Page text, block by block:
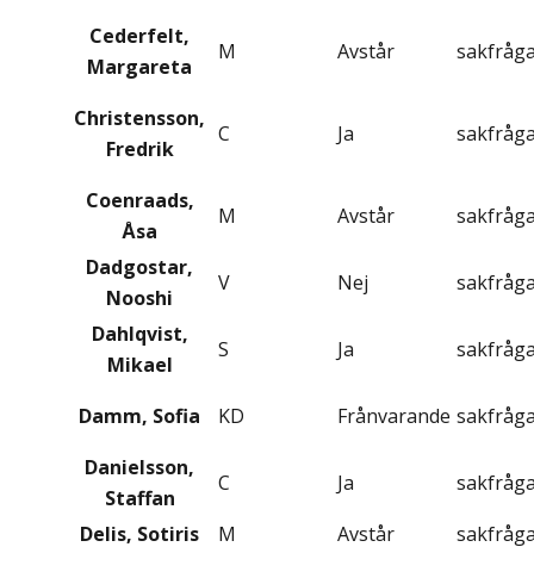
Cederfelt,
Margareta
M Avstår
Christensson,
Fredrik
C Ja
Coenraads,
Åsa
M Avstår
Dadgostar,
Nooshi
V Nej
Dahlqvist,
Mikael
S Ja
Damm, Sofia KD Frånvarande
Danielsson,
Staffan
C Ja
Delis, Sotiris
M Avstår